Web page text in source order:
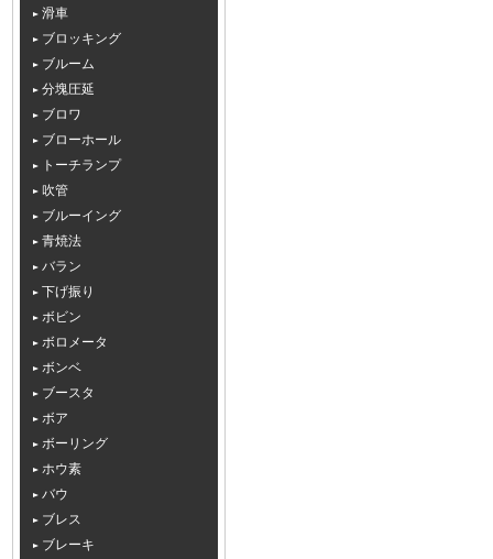
滑車
ブロッキング
ブルーム
分塊圧延
ブロワ
ブローホール
トーチランプ
吹管
ブルーイング
青焼法
バラン
下げ振り
ボビン
ボロメータ
ボンベ
ブースタ
ボア
ボーリング
ホウ素
バウ
ブレス
ブレーキ